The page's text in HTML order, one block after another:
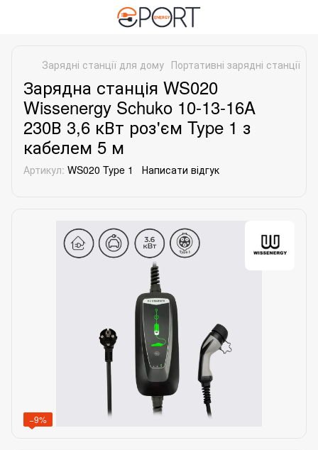
Зарядні станції для дому Портативні зарядні станції
Зарядна станція WS020
Wissenergy Schuko 10-13-16A
230В 3,6 кВт роз'єм Type 1 з
кабелем 5 м
Артикул: WS020 Type 1 Написати відгук
−9%